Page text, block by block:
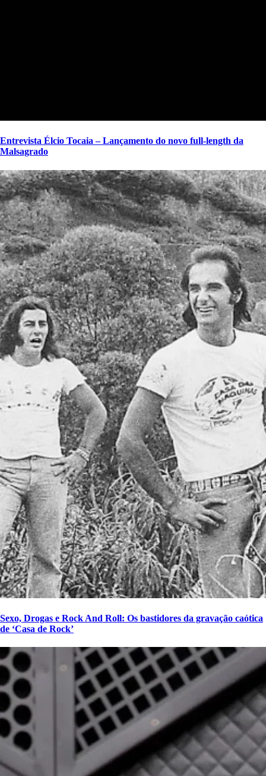
Entrevista Élcio Tocaia – Lançamento do novo full-length da
Malsagrado
Sexo, Drogas e Rock And Roll: Os bastidores da gravação caótica
de ‘Casa de Rock’